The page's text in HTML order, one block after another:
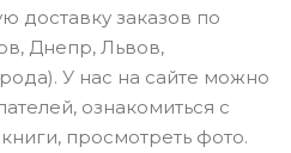
доставку заказов по
Днепр, Львов,
У нас на сайте можно
ознакомиться с
просмотреть фото.